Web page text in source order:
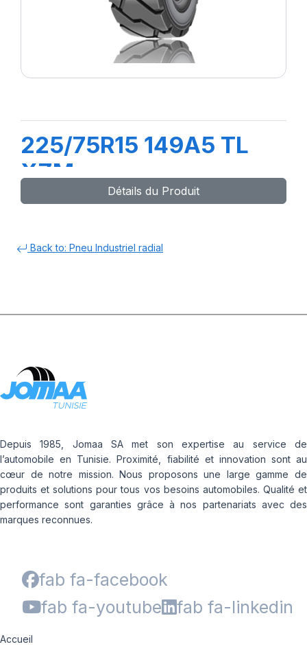
225/75R15 149A5 TL
XZM
Détails du Produit
Back to: Pneu Industriel radial
Depuis 1985, Jomaa SA met son expertise au service de
l’automobile en Tunisie. Proximité, fiabilité et innovation sont au
cœur de notre mission. Nous proposons une large gamme de
produits et solutions pour tous vos besoins automobiles. Qualité et
performance sont garanties grâce à nos partenariats avec des
marques reconnues.
fab fa-facebook
fab fa-youtube
fab fa-linkedin
Accueil